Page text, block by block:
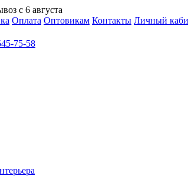
с 6 августа
Оплата Оптовикам Контакты Личный
75-58